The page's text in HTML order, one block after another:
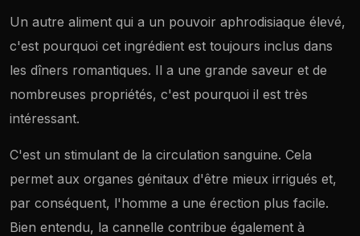
Un autre aliment qui a un pouvoir aphrodisiaque élevé,
c'est pourquoi cet ingrédient est toujours inclus dans
les dîners romantiques. Il a une grande saveur et de
nombreuses propriétés, c'est pourquoi il est très
intéressant.
C'est un stimulant de la circulation sanguine. Cela
permet aux organes génitaux d'être mieux irrigués et,
par conséquent, l'homme a une érection plus facile.
Bien entendu, la cannelle contribue également à